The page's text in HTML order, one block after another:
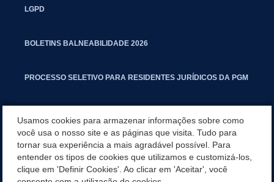
LGPD
BOLETINS BALNEABILIDADE 2026
PROCESSO SELETIVO PARA RESIDENTES JURÍDICOS DA PGM
MANUAL DE PROCEDIMENTOS IMOBILIÁRIOS SEINFRA
TURMINHA DO LAGO
Usamos cookies para armazenar informações sobre como
você usa o nosso site e as páginas que visita. Tudo para
tornar sua experiência a mais agradável possível. Para
entender os tipos de cookies que utilizamos e customizá-los,
clique em 'Definir Cookies'. Ao clicar em 'Aceitar', você